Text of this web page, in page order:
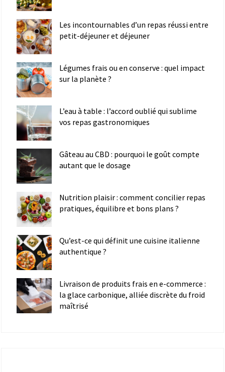
Les incontournables d’un repas réussi entre
petit-déjeuner et déjeuner
Légumes frais ou en conserve : quel impact
sur la planète ?
L’eau à table : l’accord oublié qui sublime
vos repas gastronomiques
Gâteau au CBD : pourquoi le goût compte
autant que le dosage
Nutrition plaisir : comment concilier repas
pratiques, équilibre et bons plans ?
Qu’est-ce qui définit une cuisine italienne
authentique ?
Livraison de produits frais en e-commerce :
la glace carbonique, alliée discrète du froid
maîtrisé